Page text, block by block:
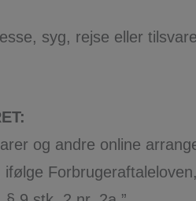
syg, rejse eller
og andre online